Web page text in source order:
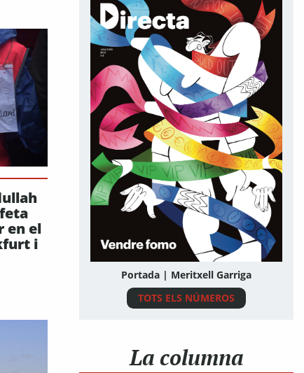
en el
i
Portada | Meritxell Garriga
TOTS ELS NÚMEROS
La columna